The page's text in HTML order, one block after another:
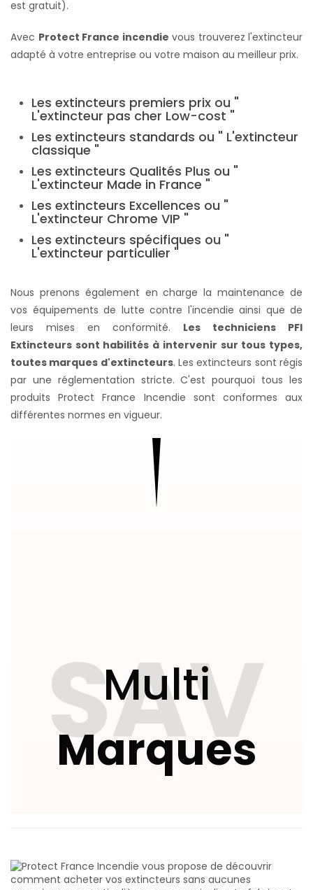
est gratuit).
Avec Protect France incendie vous trouverez l'extincteur
adapté à votre entreprise ou votre maison au meilleur prix.
Les extincteurs premiers prix ou "
L'extincteur pas cher Low-cost "
Les extincteurs standards ou " L'extincteur
classique "
Les extincteurs Qualités Plus ou "
L'extincteur Made in France "
Les extincteurs Excellences ou "
L'extincteur Chrome VIP "
Les extincteurs spécifiques ou "
L'extincteur particulier "
Nous prenons également en charge la maintenance de
vos équipements de lutte contre l'incendie ainsi que de
leurs mises en conformité. Les techniciens PFI
Extincteurs sont habilités à intervenir sur tous types,
toutes marques d'extincteurs. Les extincteurs sont régis
par une réglementation stricte. C'est pourquoi tous les
produits Protect France Incendie sont conformes aux
différentes normes en vigueur.
SAV
Multi
Marques